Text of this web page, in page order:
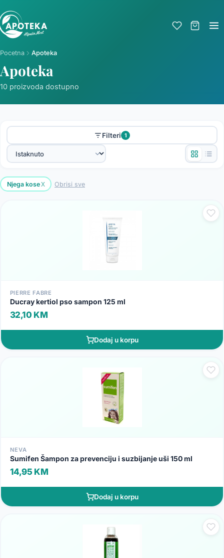
Pocetna Apoteka
Apoteka
10 proizvoda dostupno
Filteri 1
Njega kosex Obrisi sve
PIERRE FABRE
Ducray kertiol pso sampon 125 ml
32,10 KM
Dodaj u korpu
NEVA
Sumifen Šampon za prevenciju i suzbijanje uši 150 ml
14,95 KM
Dodaj u korpu